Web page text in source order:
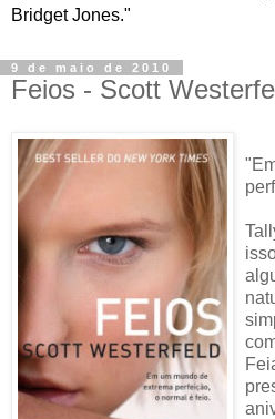
Bridget Jones."
9 de maio de 2010
Feios - Scott